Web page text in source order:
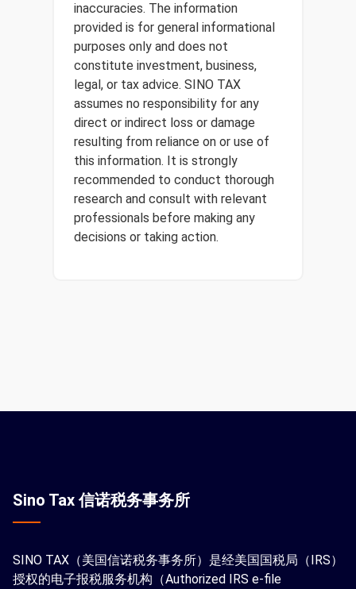
inaccuracies. The information
provided is for general informational
purposes only and does not
constitute investment, business,
legal, or tax advice. SINO TAX
assumes no responsibility for any
direct or indirect loss or damage
resulting from reliance on or use of
this information. It is strongly
recommended to conduct thorough
research and consult with relevant
professionals before making any
decisions or taking action.
Sino Tax 信诺税务事务所
SINO TAX（美国信诺税务事务所）是经美国国税局（IRS）
授权的电子报税服务机构（Authorized IRS e-file